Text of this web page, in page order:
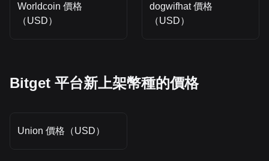
Worldcoin 價格
（USD）
dogwifhat 價格
（USD）
Bitget 平台新上架幣種的價格
Union 價格（USD）